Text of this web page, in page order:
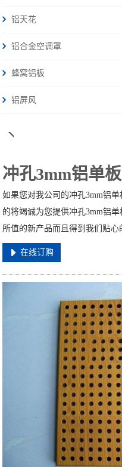
铝天花
铝合金空调罩
蜂窝铝板
铝屏风
冲孔3mm铝单板
如果您对我公司的冲孔3mm铝
的将竭诚为您提供冲孔3mm铝
所值的新产品而且得到我们贴心
在线订购